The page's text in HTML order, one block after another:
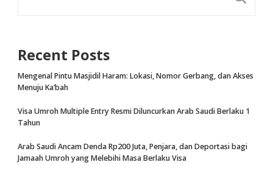
Recent Posts
Mengenal Pintu Masjidil Haram: Lokasi, Nomor Gerbang, dan Akses
Menuju Ka’bah
Visa Umroh Multiple Entry Resmi Diluncurkan Arab Saudi Berlaku 1
Tahun
Arab Saudi Ancam Denda Rp200 Juta, Penjara, dan Deportasi bagi
Jamaah Umroh yang Melebihi Masa Berlaku Visa